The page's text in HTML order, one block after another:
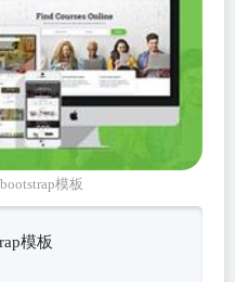
bootstrap模板
模板